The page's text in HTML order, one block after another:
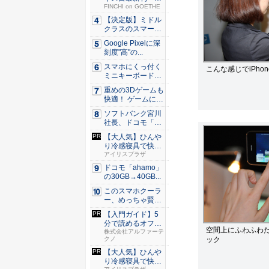
こんな感じで
空間上にふわふわ
ック
極星 僕...
FINCHI on GOETHE
【決定版】ミドル
クラスのスマート
フォンの...
Google Pixelに深
刻度"高"の...
スマホにくっ付く
ミニキーボード！
触ってわ...
重めの3Dゲームも
快適！ ゲームに強
いH...
ソフトバンク宮川
社長、ドコモ「ah
amo...
【大人気】ひんや
り冷感寝具で快適
な睡眠を...
アイリスプラザ
ドコモ「ahamo」
の30GB→40GB...
このスマホクーラ
ー、めっちゃ賢
い。ただ冷...
【入門ガイド】5
分で読めるオフィ
スのセキ...
株式会社アルファーテ
クノ
【大人気】ひんや
り冷感寝具で快適